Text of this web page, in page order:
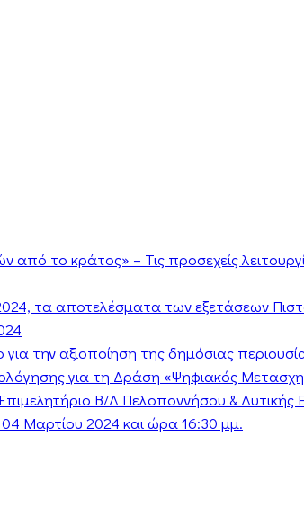
το κράτος» – Τις προσεχείς
τα αποτελέσματα των εξετάσεων
την αξιοποίηση της δημόσιας
για τη Δράση «Ψηφιακός
Επιμελητήριο Β/Δ Πελοποννήσου &
Μαρτίου 2024 και ώρα 16:30 μμ.